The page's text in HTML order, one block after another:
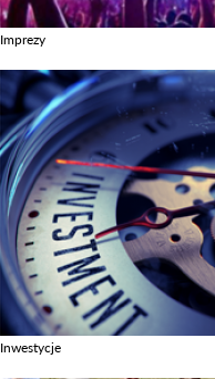
Imprezy
Inwestycje